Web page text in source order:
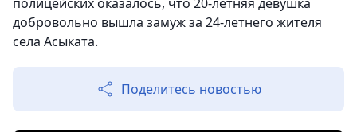
добровольно вышла замуж за 24-летнего жителя
села Асыката.
Поделитесь новостью